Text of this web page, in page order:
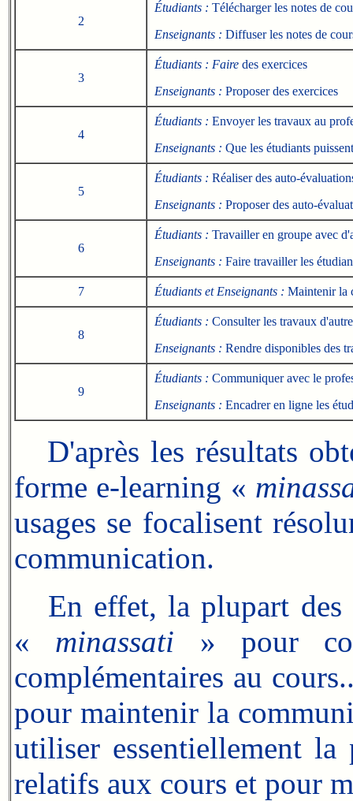
2
Étudiants : Télécharger les notes de
Enseignants : Diffuser les notes de
3
Étudiants : Faire des exercices
Enseignants : Proposer des exercices
4
Étudiants : Envoyer les travaux au
Enseignants : Que les étudiants
5
Étudiants : Réaliser des auto-
Enseignants : Proposer des auto-
6
Étudiants : Travailler en groupe avec
Enseignants : Faire travailler les
7 Étudiants et Enseignants : Maintenir la
8
Étudiants : Consulter les travaux
Enseignants : Rendre disponibles des
9
Étudiants : Communiquer avec le
Enseignants : Encadrer en ligne les
D'après les résultats
forme e-learning «
usages se focalisent
communication.
En effet, la plupart des
« minassati » pour
complémentaires au
pour maintenir la
utiliser essentiellement
relatifs aux cours et pour